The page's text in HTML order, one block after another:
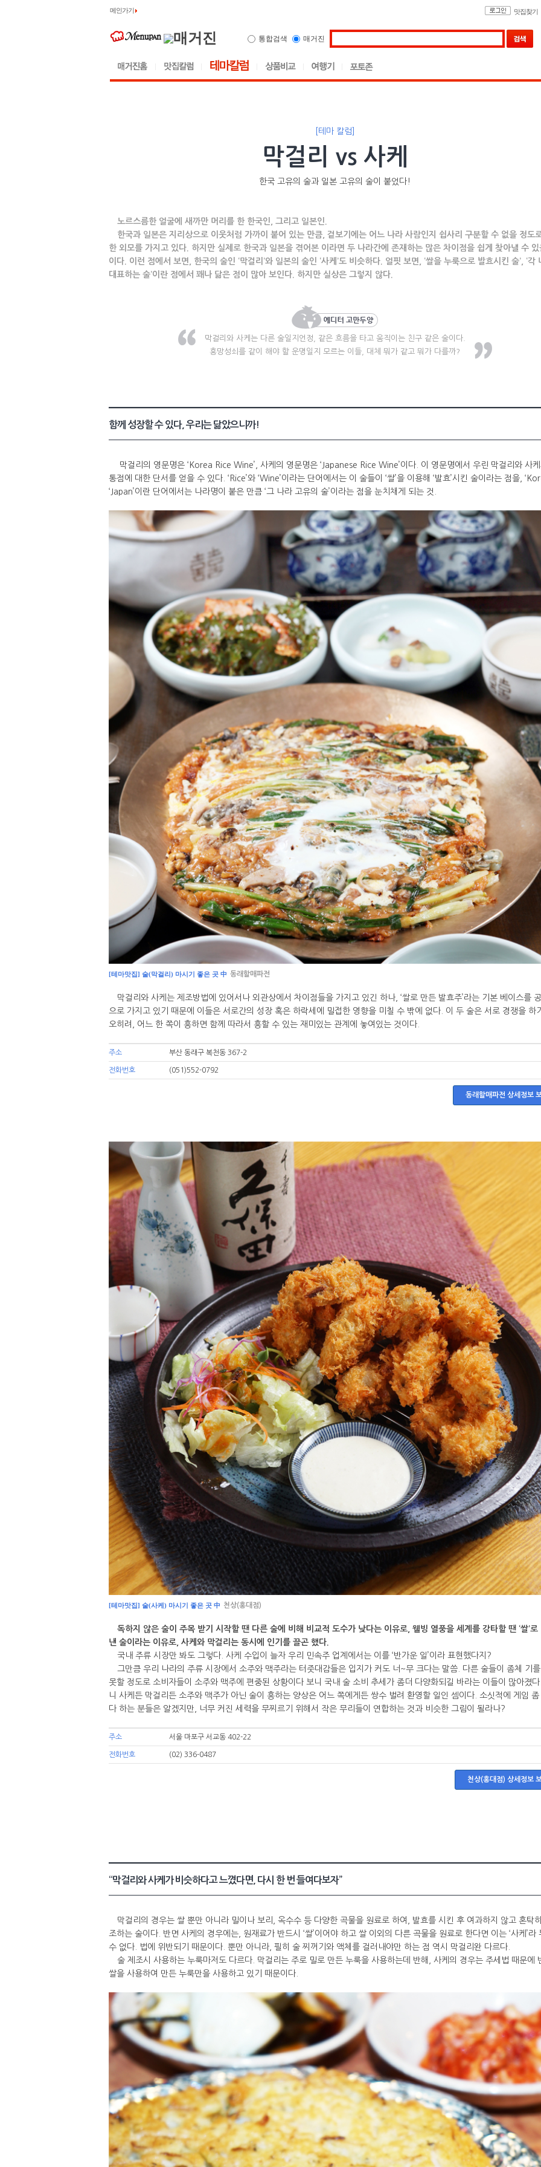
메인가기 맛집찾기
통합검색 매거진
[테마 칼럼]
막걸리 vs 사케
한국 고유의 술과 일본 고유의 술이 붙었다!
노르스름한 얼굴에 새까만 머리를 한 한국인, 그리고 일본인.
한국과 일본은 지리상으로 이웃처럼 가까이 붙어 있는 만큼, 겉보기에는 어느 나라 사람인지 쉽사리 구분할 수 없을 정도
한 외모를 가지고 있다. 하지만 실제로 한국과 일본을 겪어본 이라면 두 나라간에 존재하는 많은 차이점을 쉽게 찾아낼 수 있
이다. 이런 점에서 보면, 한국의 술인 ‘막걸리’와 일본의 술인 ‘사케’도 비슷하다. 얼핏 보면, ‘쌀을 누룩으로 발효시킨 술’, ‘각
대표하는 술’이란 점에서 꽤나 닮은 점이 많아 보인다. 하지만 실상은 그렇지 않다.
막걸리와 사케는 다른 술일지언정, 같은 흐름을 타고 움직이는 친구 같은 술이다.
흥망성쇠를 같이 해야 할 운명일지 모르는 이들, 대체 뭐가 같고 뭐가 다를까?
함께 성장할 수 있다, 우리는 닮았으니까!
막걸리의 영문명은 ‘Korea Rice Wine’, 사케의 영문명은 ‘Japanese Rice Wine’이다. 이 영문명에서 우린 막걸리와 사
통점에 대한 단서를 얻을 수 있다. ‘Rice’와 ‘Wine’이라는 단어에서는 이 술들이 ‘쌀’을 이용해 ‘발효’시킨 술이라는 점을,
‘Japan’이란 단어에서는 나라명이 붙은 만큼 ‘그 나라 고유의 술’이라는 점을 눈치채게 되는 것.
[테마맛집] 술(막걸리) 마시기 좋은 곳 中 동래할매파전
막걸리와 사케는 제조방법에 있어서나 외관상에서 차이점들을 가지고 있긴 하나, ‘쌀로 만든 발효주’라는 기본 베이스를
으로 가지고 있기 때문에 이들은 서로간의 성장 혹은 하락세에 밀접한 영향을 미칠 수 밖에 없다. 이 두 술은 서로 경쟁을 하
오히려, 어느 한 쪽이 흥하면 함께 따라서 흥할 수 있는 재미있는 관계에 놓여있는 것이다.
주소 부산 동래구 복천동 367-2
전화번호 (051)552-0792
동래할매파전 상세정보
[테마맛집] 술(사케) 마시기 좋은 곳 中 천상(홍대점)
독하지 않은 술이 주목 받기 시작할 땐 다른 술에 비해 비교적 도수가 낮다는 이유로, 웰빙 열풍을 세계를 강타할 땐 ‘쌀’로
낸 술이라는 이유로, 사케와 막걸리는 동시에 인기를 끌곤 했다.
국내 주류 시장만 봐도 그렇다. 사케 수입이 늘자 우리 민속주 업계에서는 이를 ‘반가운 일’이라 표현했다지?
그만큼 우리 나라의 주류 시장에서 소주와 맥주라는 터줏대감들은 입지가 커도 너~무 크다는 말씀. 다른 술들이 좀체 기
못할 정도로 소비자들이 소주와 맥주에 편중된 상황이다 보니 국내 술 소비 추세가 좀더 다양화되길 바라는 이들이 많아졌
니 사케든 막걸리든 소주와 맥주가 아닌 술이 흥하는 양상은 어느 쪽에게든 쌍수 벌려 환영할 일인 셈이다. 소싯적에 게임 좀
다 하는 분들은 알겠지만, 너무 커진 세력을 무찌르기 위해서 작은 무리들이 연합하는 것과 비슷한 그림이 될라나?
주소 서울 마포구 서교동 402-22
전화번호 (02) 336-0487
천상(홍대점) 상세정보
“막걸리와 사케가 비슷하다고 느꼈다면, 다시 한 번 들여다보자”
막걸리의 경우는 쌀 뿐만 아니라 밀이나 보리, 옥수수 등 다양한 곡물을 원료로 하여, 발효를 시킨 후 여과하지 않고 혼탁
조하는 술이다. 반면 사케의 경우에는, 원재료가 반드시 ‘쌀’이어야 하고 쌀 이외의 다른 곡물을 원료로 한다면 이는 ‘사케’라
수 없다. 법에 위반되기 때문이다. 뿐만 아니라, 필히 술 찌꺼기와 액체를 걸러내야만 하는 점 역시 막걸리완 다르다.
술 제조시 사용하는 누룩마저도 다르다. 막걸리는 주로 밀로 만든 누룩을 사용하는데 반해, 사케의 경우는 주세법 때문에
쌀을 사용하여 만든 누룩만을 사용하고 있기 때문이다.